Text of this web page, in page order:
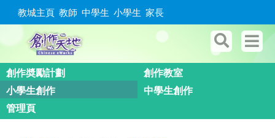
教城主頁 教師 中學生 小學生 家長
創作奬勵計劃
創作教室
小學生創作
中學生創作
管理頁